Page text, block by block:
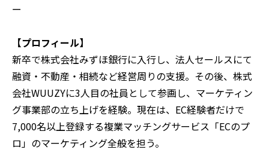
ー
【プロフィール】
新卒で株式会社みずほ銀行に入行し、法人セールスにて
融資・不動産・相続など経営周りの支援。その後、株式
会社WUUZYに3人目の社員として参画し、マーケティン
グ事業部の立ち上げを経験。現在は、EC経験者だけで
7,000名以上登録する複業マッチングサービス「ECのプ
ロ」のマーケティング全般を担う。